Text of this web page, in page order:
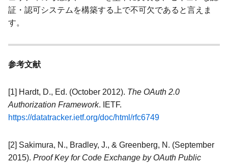
証・認可システムを構築する上で不可欠であると言えま
す。
参考文献
[1] Hardt, D., Ed. (October 2012). The OAuth 2.0
Authorization Framework. IETF.
https://datatracker.ietf.org/doc/html/rfc6749
[2] Sakimura, N., Bradley, J., & Greenberg, N. (September
2015). Proof Key for Code Exchange by OAuth Public